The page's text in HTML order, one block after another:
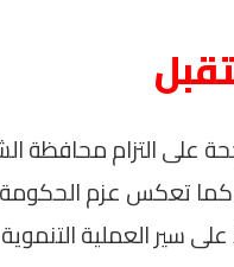
على التزام محافظة
كما تعكس عزم
على سير العملية